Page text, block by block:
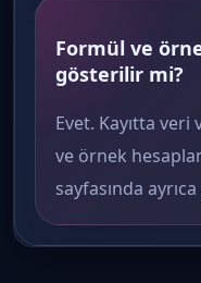
Formül ve
gösterilir mi?
Evet. Kayıtta
ve örnek
sayfasında